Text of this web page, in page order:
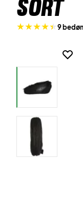
Sort
9